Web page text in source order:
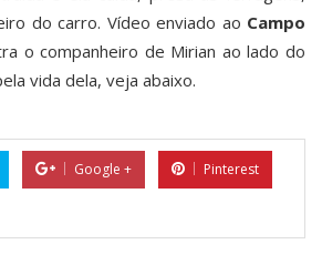
do carro. Vídeo enviado ao Campo
o companheiro de Mirian ao lado do
vida dela, veja abaixo.
Google +
Pinterest